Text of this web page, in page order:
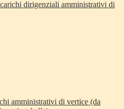
dirigenziali amministrativi di
amministrativi di vertice (da